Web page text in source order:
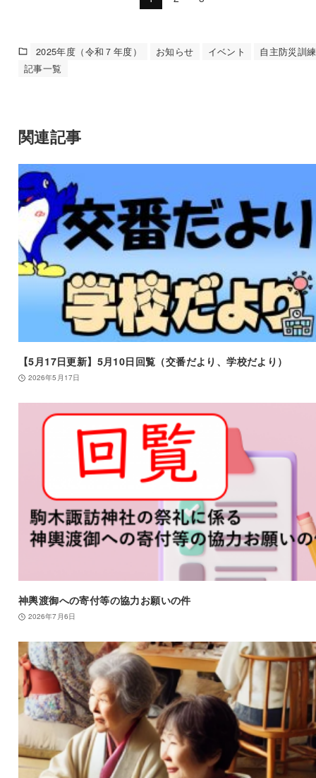
2025年度（令和７年度） お知らせ イベント
自主防災訓練
記事一覧
関連記事
【5月17日更新】5月10日回覧（交番だより、学校だより）
2026年5月17日
神輿渡御への寄付等の協力お願いの件
2026年7月6日